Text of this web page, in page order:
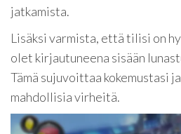
jatkamista.
Lisäksi varmista, että tilisi on
olet kirjautuneena sisään
Tämä sujuvoittaa kokemustasi
mahdollisia virheitä.